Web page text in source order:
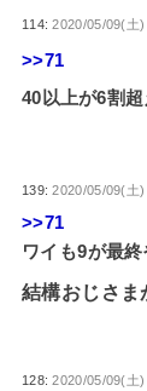
114:2020/05/09(土
>>71
40以上が6割
139:2020/05/09(土
>>71
ワイも9が最
結構おじさま
128:2020/05/09(土